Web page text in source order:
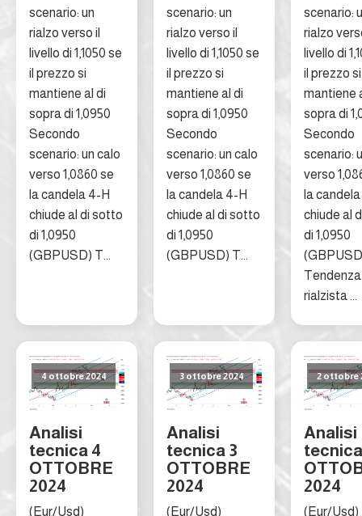
scenario: un
rialzo verso il
livello di 1,1050 se
il prezzo si
mantiene al di
sopra di 1,0950
Secondo
scenario: un calo
verso 1,0860 se
la candela 4-H
chiude al di sotto
di 1,0950
(GBPUSD) T...
scenario: un
rialzo verso il
livello di 1,1050 se
il prezzo si
mantiene al di
sopra di 1,0950
Secondo
scenario: un calo
verso 1,0860 se
la candela 4-H
chiude al di sotto
di 1,0950
(GBPUSD) T...
scenario:
rialzo
livello di
il prezzo si
mantiene
sopra di
Secondo
scenario:
verso
la
chiude al
di 1,0950
Tendenza
rialzista ...
4 ottobre 2024
Analisi
tecnica 4
OTTOBRE
2024
(Eur/Usd)
3 ottobre 2024
Analisi
tecnica 3
OTTOBRE
2024
(Eur/Usd)
2 ottobre
Analisi
2024
(Eur/Usd)